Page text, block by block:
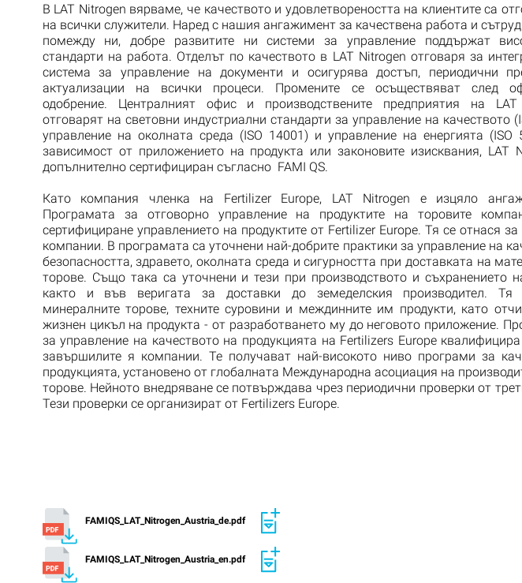
В LAT Nitrogen вярваме, че качеството и удовлетвореността на клиентите са
на всички служители. Наред с нашия ангажимент за качествена работа и
помежду ни, добре развитите ни системи за управление поддържат
стандарти на работа. Отделът по качеството в LAT Nitrogen отговаря за
система за управление на документи и осигурява достъп, периодични
актуализации на всички процеси. Промените се осъществяват след
одобрение. Централният офис и производствените предприятия на LAT
отговарят на световни индустриални стандарти за управление на качеството
управление на околната среда (ISO 14001) и управление на енергията (ISO
зависимост от приложението на продукта или законовите изисквания, LAT
допълнително сертифициран съгласно FAMI QS.
Като компания членка на Fertilizer Europe, LAT Nitrogen е изцяло
Програмата за отговорно управление на продуктите на торовите
сертифициране управлението на продуктите от Fertilizer Europe. Тя се отнася за
компании. В програмата са уточнени най-добрите практики за управление на
безопасността, здравето, околната среда и сигурността при доставката на
торове. Също така са уточнени и тези при производството и съхранението
както и във веригата за доставки до земеделския производител. Тя
минералните торове, техните суровини и междинните им продукти, като
жизнен цикъл на продукта - от разработването му до неговото приложение.
за управление на качеството на продукцията на Fertilizers Europe
завършилите я компании. Те получават най-високото ниво програми за
продукцията, установено от глобалната Международна асоциация на
торове. Нейното внедряване се потвърждава чрез периодични проверки от
Тези проверки се организират от Fertilizers Europe.
FAMIQS_LAT_Nitrogen_Austria_de.pdf
FAMIQS_LAT_Nitrogen_Austria_en.pdf